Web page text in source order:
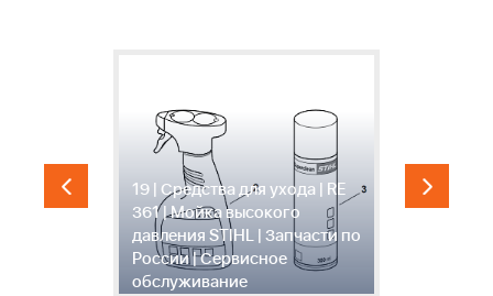
19 | Средства для ухода | RE
361 | Мойка высокого
давления STIHL | Запчасти по
России | Сервисное
обслуживание